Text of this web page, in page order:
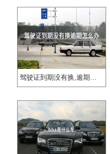
驾驶证到期没有换,逾期怎么办??